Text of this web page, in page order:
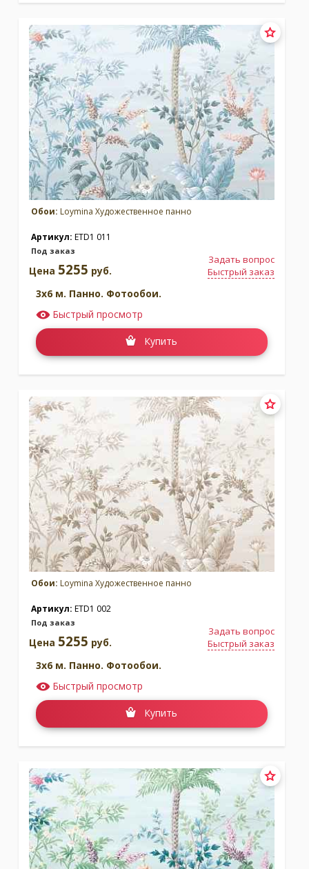
Обои: Loymina Художественное панно
Артикул: ETD1 011
Под заказ
Задать вопрос
Быстрый заказ
Цена 5255 руб.
3x6 м. Панно. Фотообои.
Быстрый просмотр
Купить
Обои: Loymina Художественное панно
Артикул: ETD1 002
Под заказ
Задать вопрос
Быстрый заказ
Цена 5255 руб.
3x6 м. Панно. Фотообои.
Быстрый просмотр
Купить